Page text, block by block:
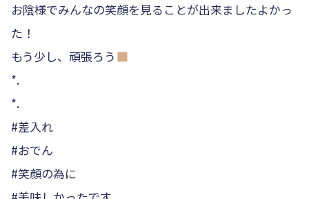
お陰様でみんなの笑顔を見ることが出来ました️️️よかっ
た！
もう少し、頑張ろう
*.
*.
#差入れ
#おでん
#笑顔の為に